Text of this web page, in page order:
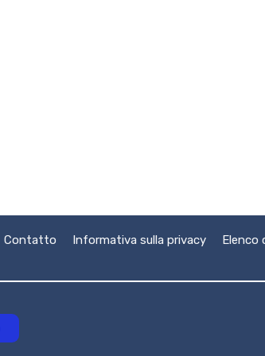
Contatto Informativa sulla privacy Elenco